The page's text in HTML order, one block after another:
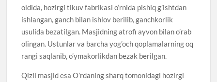
oldida, hozirgi tikuv fabrikasi o’rnida pishiq g’ishtdan
ishlangan, ganch bilan ishlov berilib, ganchkorlik
usulida bezatilgan. Masjidning atrofi ayvon bilan o’rab
olingan. Ustunlar va barcha yog’och qoplamalarning oq
rangi saqlanib, o’ymakorlikdan bezak berilgan.
Qizil masjid esa O’rdaning sharq tomonidagi hozirgi